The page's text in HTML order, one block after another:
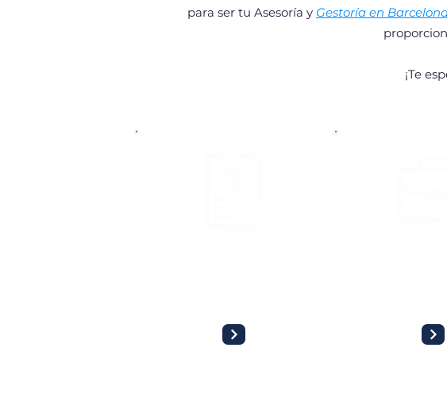
para ser tu Asesoría y Gestoría en
¡Te